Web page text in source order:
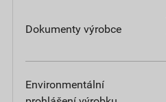
Dokumenty výrobce
Environmentální